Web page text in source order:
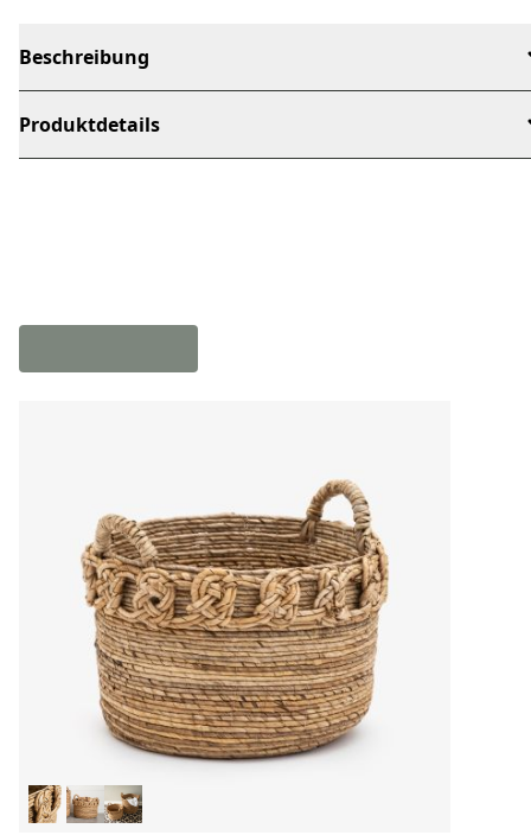
Beschreibung
Produktdetails